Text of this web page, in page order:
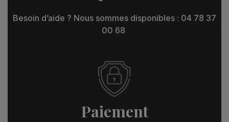
Besoin d’aide ? Nous sommes disponibles : 04 78 37
00 68
Paiement